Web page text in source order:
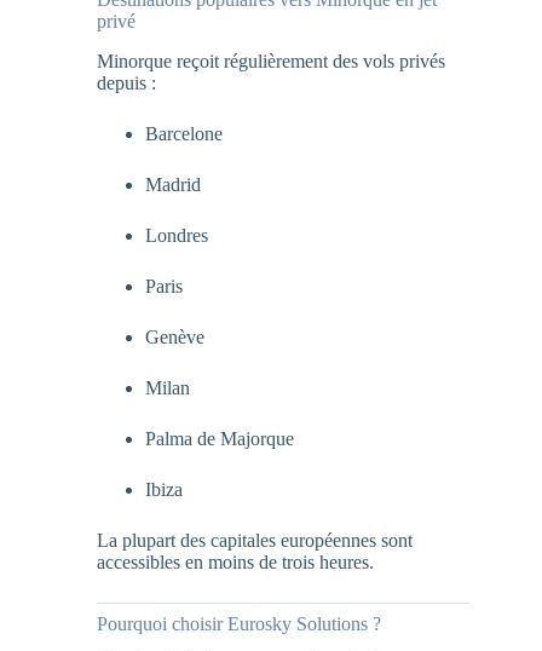
privé
Minorque reçoit régulièrement des vols privés
depuis :
Barcelone
Madrid
Londres
Paris
Genève
Milan
Palma de Majorque
Ibiza
La plupart des capitales européennes sont
accessibles en moins de trois heures.
Pourquoi choisir Eurosky Solutions ?